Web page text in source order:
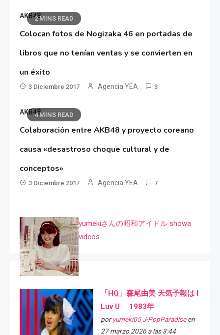
2 MINS READ
AKB48
Colocan fotos de Nogizaka 46 en portadas de
libros que no tenían ventas y se convierten en
un éxito
3 Diciembre 2017 Agencia YEA 3
4 MINS READ
AKB48
Colaboración entre AKB48 y proyecto coreano
causa «desastroso choque cultural y de
conceptos»
3 Diciembre 2017 Agencia YEA 7
yumekiさんの昭和アイドル showa
videos
「HQ」森尾由美 天気予報は I
Luv U 1983年
por yumeki05 J-PopParadiseen
27 marzo 2026 a las 3:44